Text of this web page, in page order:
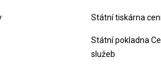
Státní tiskárna
Státní pokladna
služeb